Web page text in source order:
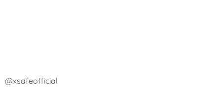
@xsafeofficial